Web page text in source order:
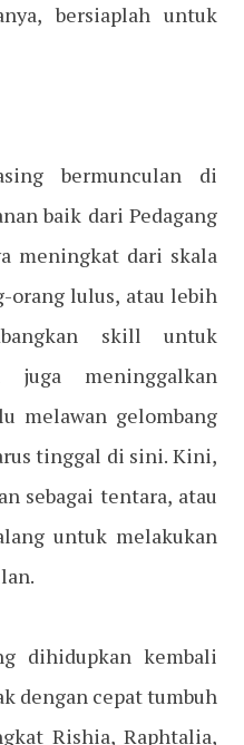
bersiaplah untuk
bermunculan di
baik dari Pedagang
meningkat dari skala
orang lulus, atau lebih
skill untuk
meninggalkan
melawan gelombang
tinggal di sini. Kini,
sebagai tentara, atau
untuk melakukan
dihidupkan kembali
dengan cepat tumbuh
Rishia, Raphtalia,